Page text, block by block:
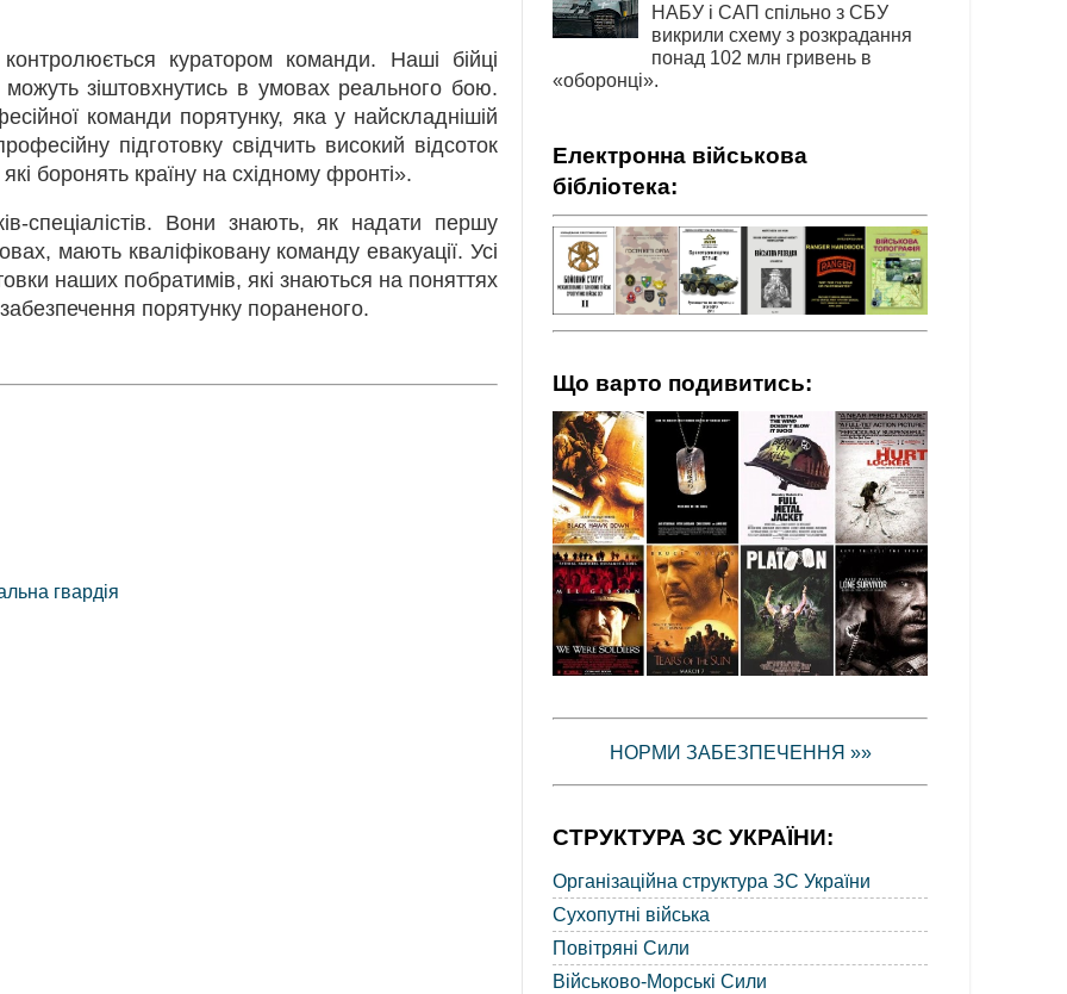
куратором команди. Наші бійці
зіштовхнутись в умовах реального бою.
команди порятунку, яка у найскладнішій
підготовку свідчить високий відсоток
боронять країну на східному фронті».
Вони знають, як надати першу
мають кваліфіковану команду евакуації. Усі
наших побратимів, які знаються на поняттях
порятунку пораненого.
гвардія
НАБУ і САП спільно з СБУ
викрили схему з розкрадання
понад 102 млн гривень в
«оборонці».
Електронна військова
бібліотека:
Що варто подивитись:
НОРМИ ЗАБЕЗПЕЧЕННЯ »»
СТРУКТУРА ЗС УКРАЇНИ:
Організаційна структура ЗС України
Сухопутні війська
Повітряні Сили
Військово-Морські Сили